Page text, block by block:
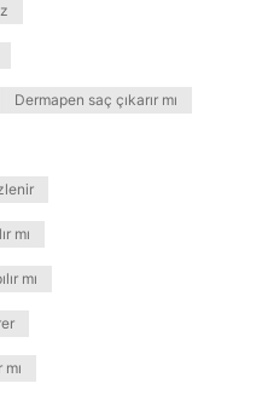
Dermapen saç çıkarır mı
mı
mı